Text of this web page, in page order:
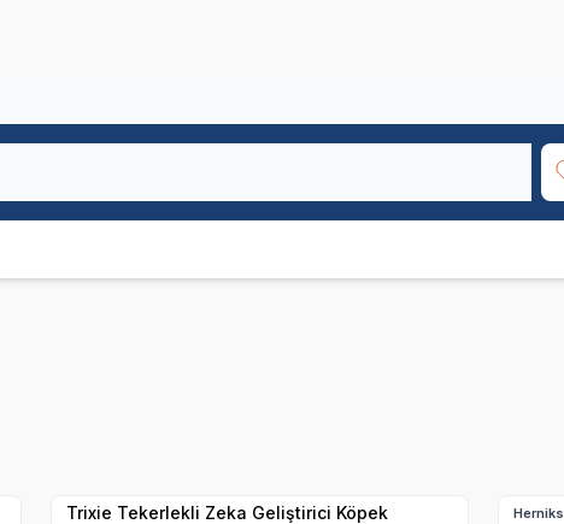
Trixie Tekerlekli Zeka Geliştirici Köpek
Herniks